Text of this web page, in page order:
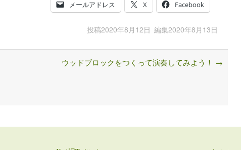
メールアドレス X Facebook
投稿2020年8月12日 編集2020年8月13日
ウッドブロックをつくって演奏してみよう！ →